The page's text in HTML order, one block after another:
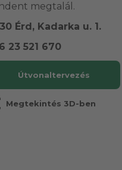
megtalál.
Érd, Kadarka u. 1.
23 521 670
Útvonaltervezés
Megtekintés 3D-ben